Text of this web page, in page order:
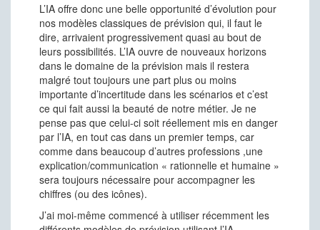
L’IA offre donc une belle opportunité d’évolution pour
nos modèles classiques de prévision qui, il faut le
dire, arrivaient progressivement quasi au bout de
leurs possibilités. L’IA ouvre de nouveaux horizons
dans le domaine de la prévision mais il restera
malgré tout toujours une part plus ou moins
importante d’incertitude dans les scénarios et c’est
ce qui fait aussi la beauté de notre métier. Je ne
pense pas que celui-ci soit réellement mis en danger
par l’IA, en tout cas dans un premier temps, car
comme dans beaucoup d’autres professions ,une
explication/communication « rationnelle et humaine »
sera toujours nécessaire pour accompagner les
chiffres (ou des icônes).
J’ai moi-même commencé à utiliser récemment les